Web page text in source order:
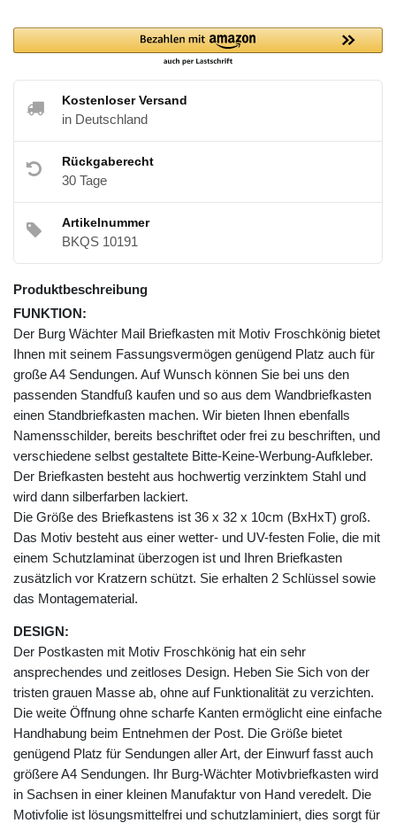
Kostenloser Versand
in Deutschland
Rückgaberecht
30 Tage
Artikelnummer
BKQS 10191
Produktbeschreibung
FUNKTION:
Der Burg Wächter Mail Briefkasten mit Motiv Froschkönig bietet
Ihnen mit seinem Fassungsvermögen genügend Platz auch für
große A4 Sendungen. Auf Wunsch können Sie bei uns den
passenden Standfuß kaufen und so aus dem Wandbriefkasten
einen Standbriefkasten machen. Wir bieten Ihnen ebenfalls
Namensschilder, bereits beschriftet oder frei zu beschriften, und
verschiedene selbst gestaltete Bitte-Keine-Werbung-Aufkleber.
Der Briefkasten besteht aus hochwertig verzinktem Stahl und
wird dann silberfarben lackiert.
Die Größe des Briefkastens ist 36 x 32 x 10cm (BxHxT) groß.
Das Motiv besteht aus einer wetter- und UV-festen Folie, die mit
einem Schutzlaminat überzogen ist und Ihren Briefkasten
zusätzlich vor Kratzern schützt. Sie erhalten 2 Schlüssel sowie
das Montagematerial.
DESIGN:
Der Postkasten mit Motiv Froschkönig hat ein sehr
ansprechendes und zeitloses Design. Heben Sie Sich von der
tristen grauen Masse ab, ohne auf Funktionalität zu verzichten.
Die weite Öffnung ohne scharfe Kanten ermöglicht eine einfache
Handhabung beim Entnehmen der Post. Die Größe bietet
genügend Platz für Sendungen aller Art, der Einwurf fasst auch
größere A4 Sendungen. Ihr Burg-Wächter Motivbriefkasten wird
in Sachsen in einer kleinen Manufaktur von Hand veredelt. Die
Motivfolie ist lösungsmittelfrei und schutzlaminiert, dies sorgt für